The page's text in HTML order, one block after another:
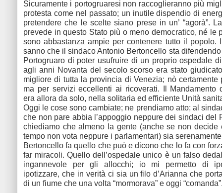
Sicuramente i portogruaresi non raccoglieranno più
protesta come nel passato; un inutile dispendio di
pretendere che le scelte siano prese in un’ “agorà”.
prevede in questo Stato più o meno democratico, né le
sono abbastanza ampie per contenere tutto il popolo.
sanno che il sindaco Antonio Bertoncello sta difendendo
Portogruaro di poter usufruire di un proprio ospedale
agli anni Novanta del secolo scorso era stato
migliore di tutta la provincia di Venezia; nò certamente
ma per servizi eccellenti ai ricoverati. Il Mandamento
era allora da solo, nella solitaria ed efficiente Unità
Oggi le cose sono cambiate; ne prendiamo atto; al
che non pare abbia l’appoggio neppure dei sindaci del
chiediamo che almeno la gente (anche se non decide
tempo non vota neppure i parlamentari) sia
Bertoncello fa quello che può e dicono che lo fa con
far miracoli. Quello dell’ospedale unico è un falso
ingannevole per gli allocchi; io mi permetto di
ipotizzare, che in verità ci sia un filo d’Arianna che
di un fiume che una volta “mormorava” e oggi